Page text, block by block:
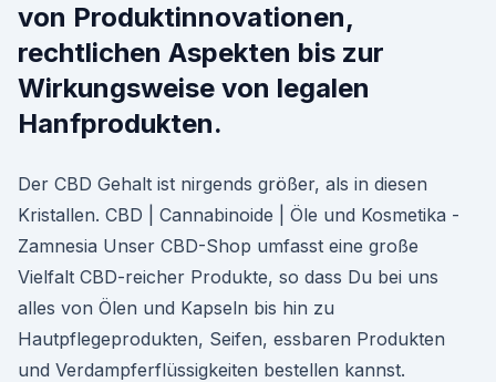
von Produktinnovationen,
rechtlichen Aspekten bis zur
Wirkungsweise von legalen
Hanfprodukten.
Der CBD Gehalt ist nirgends größer, als in diesen
Kristallen. CBD | Cannabinoide | Öle und Kosmetika -
Zamnesia Unser CBD-Shop umfasst eine große
Vielfalt CBD-reicher Produkte, so dass Du bei uns
alles von Ölen und Kapseln bis hin zu
Hautpflegeprodukten, Seifen, essbaren Produkten
und Verdampferflüssigkeiten bestellen kannst.